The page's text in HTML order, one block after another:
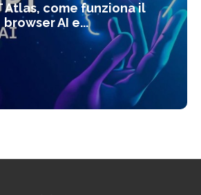
Atlas, come funziona il
browser AI e...